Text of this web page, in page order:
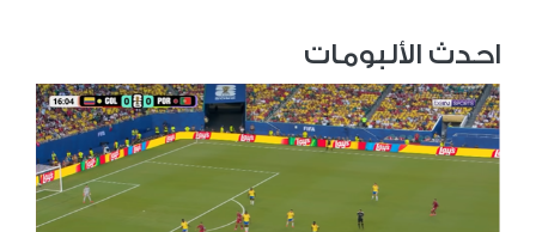
احدث الألبومات